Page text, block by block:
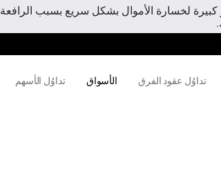
لخسارة الأموال بشكل سريع بسبب الرافعة
تداوُل عقود الفرق الأسواق تداوُل الأسهم